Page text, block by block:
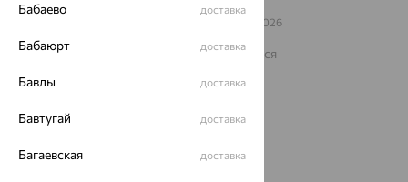
– 2026
На информационном ресурсе применяются
Бабаево доставка
Бабаюрт доставка
Бавлы доставка
Бавтугай доставка
Багаевская доставка